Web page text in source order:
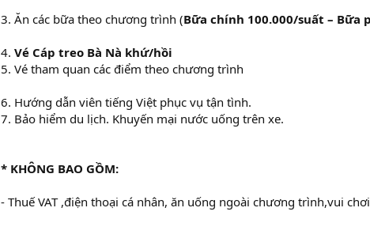
3. Ăn các bữa theo chương trình (Bữa chính 100.000/suất – Bữa
4. Vé Cáp treo Bà Nà khứ/hồi
5. Vé tham quan các điểm theo chương trình
6. Hướng dẫn viên tiếng Việt phục vụ tận tình.
7. Bảo hiểm du lịch. Khuyến mại nước uống trên xe.
* KHÔNG BAO GỒM:
- Thuế VAT ,điện thoại cá nhân, ăn uống ngoài chương trình,vui